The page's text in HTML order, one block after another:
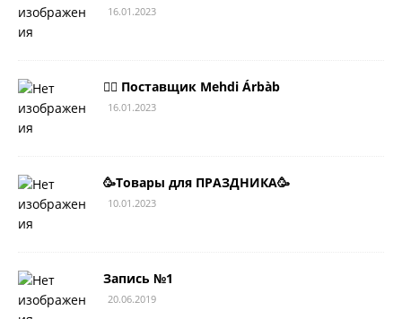
16.01.2023
💁‍♂ Поставщик Mehdi Árbàb
16.01.2023
🥳Товары для ПРАЗДНИКА🥳
10.01.2023
Запись №1
20.06.2019